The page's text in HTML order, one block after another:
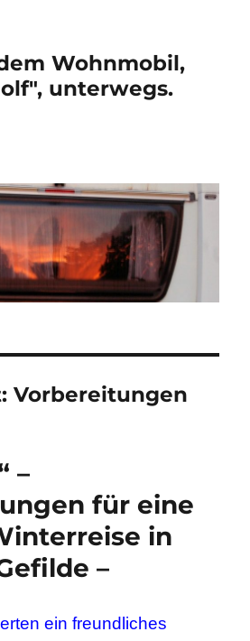
Wohnmobil,
unterwegs.
Vorbereitungen
–
für eine
in
–
ein freundliches